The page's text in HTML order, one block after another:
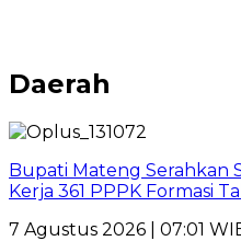
Daerah
Bupati Mateng Serahkan
Kerja 361 PPPK Formasi
7 Agustus 2026 | 07:01